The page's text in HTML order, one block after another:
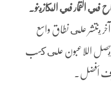
في القمار في الكازينو.
ينتشر على نطاق واسع
يحصل اللاعبون على كسب
صرف أفضل.